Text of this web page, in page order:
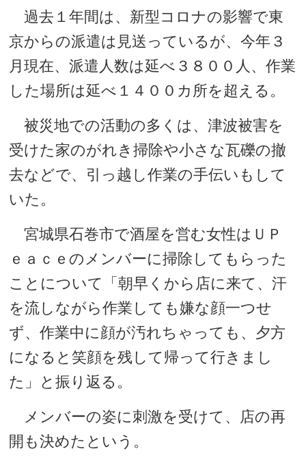
過去１年間は、新型コロナの影響で東
京からの派遣は見送っているが、今年３
月現在、派遣人数は延べ３８００人、作業
した場所は延べ１４００カ所を超える。
被災地での活動の多くは、津波被害を
受けた家のがれき掃除や小さな瓦礫の撤
去などで、引っ越し作業の手伝いもして
いた。
宮城県石巻市で酒屋を営む女性はＵＰ
ｅａｃｅのメンバーに掃除してもらった
ことについて「朝早くから店に来て、汗
を流しながら作業しても嫌な顔一つせ
ず、作業中に顔が汚れちゃっても、夕方
になると笑顔を残して帰って行きまし
た」と振り返る。
メンバーの姿に刺激を受けて、店の再
開も決めたという。